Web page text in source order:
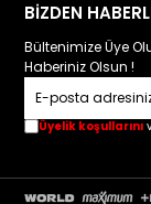
BİZDEN
Bültenimize Üye
Haberiniz Olsun !
Üyelik koşullarını